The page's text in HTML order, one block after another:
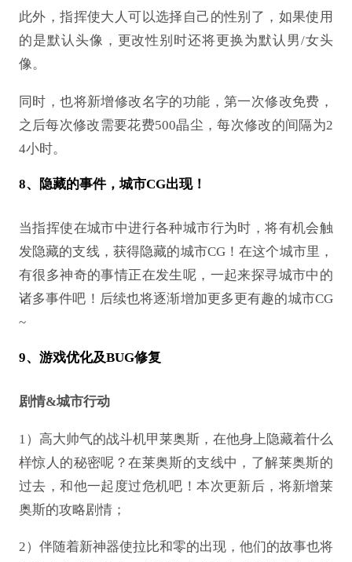
此外，指挥使大人可以选择自己的性别了，如果使用
的是默认头像，更改性别时还将更换为默认男/女头
像。
同时，也将新增修改名字的功能，第一次修改免费，
之后每次修改需要花费500晶尘，每次修改的间隔为2
4小时。
8、隐藏的事件，城市CG出现！
当指挥使在城市中进行各种城市行为时，将有机会触
发隐藏的支线，获得隐藏的城市CG！在这个城市里，
有很多神奇的事情正在发生呢，一起来探寻城市中的
诸多事件吧！后续也将逐渐增加更多更有趣的城市CG
~
9、游戏优化及BUG修复
剧情&城市行动
1）高大帅气的战斗机甲莱奥斯，在他身上隐藏着什么
样惊人的秘密呢？在莱奥斯的支线中，了解莱奥斯的
过去，和他一起度过危机吧！本次更新后，将新增莱
奥斯的攻略剧情；
2）伴随着新神器使拉比和零的出现，他们的故事也将